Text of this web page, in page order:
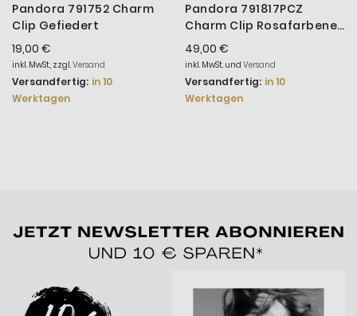
Pandora 791752 Charm
Clip Gefiedert
19,00 €
inkl. MwSt., zzgl.Versand
Versandfertig: in 10
Werktagen
Pandora 791817PCZ
Charm Clip Rosafarbener
Pavé-Glanz
49,00 €
inkl. MwSt. und Versand
Versandfertig: in 10
Werktagen